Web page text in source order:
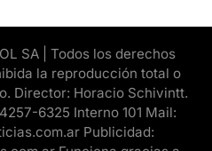
SA | Todos los derechos
la reproducción total o
Director: Horacio Schivintt.
6325 Interno 101 Mail:
Publicidad: